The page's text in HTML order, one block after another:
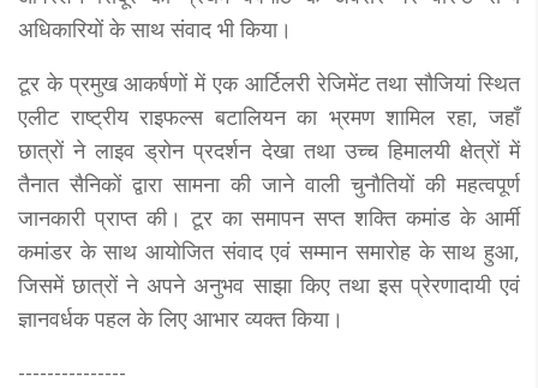
अधिकारियों के साथ संवाद भी किया।
टूर के प्रमुख आकर्षणों में एक आर्टिलरी रेजिमेंट तथा सौजियां स्थित
एलीट राष्ट्रीय राइफल्स बटालियन का भ्रमण शामिल रहा, जहाँ
छात्रों ने लाइव ड्रोन प्रदर्शन देखा तथा उच्च हिमालयी क्षेत्रों में
तैनात सैनिकों द्वारा सामना की जाने वाली चुनौतियों की महत्वपूर्ण
जानकारी प्राप्त की। टूर का समापन सप्त शक्ति कमांड के आर्मी
कमांडर के साथ आयोजित संवाद एवं सम्मान समारोह के साथ हुआ,
जिसमें छात्रों ने अपने अनुभव साझा किए तथा इस प्रेरणादायी एवं
ज्ञानवर्धक पहल के लिए आभार व्यक्त किया।
---------------